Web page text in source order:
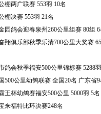
棚两广联赛 553羽 10名
棚决赛 553羽 21名
园鸽会迎春泉州260公里组赛 80组
翔俱乐部秋季乐清700公里大奖赛
鸽会秋季福安500公里锦标赛 5288
500公里幼鸽联赛 全国20名 广东省
王杯幼鸽赛福安500公里 5000羽 5名
来福特比环决赛248名